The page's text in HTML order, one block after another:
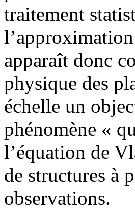
traitement
apparaît donc
physique des
échelle un
phénomène «
l’équation de
de structures à
observations.